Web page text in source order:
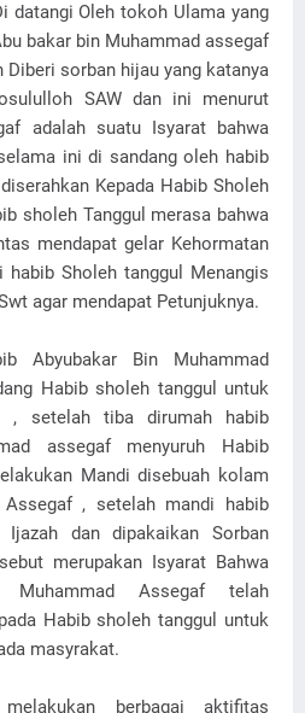
datangi Oleh tokoh Ulama yang
bakar bin Muhammad assegaf
Diberi sorban hijau yang katanya
SAW dan ini menurut
adalah suatu Isyarat bahwa
ini di sandang oleh habib
Kepada Habib Sholeh
sholeh Tanggul merasa bahwa
mendapat gelar Kehormatan
habib Sholeh tanggul Menangis
agar mendapat Petunjuknya.
Abyubakar Bin Muhammad
Habib sholeh tanggul untuk
, setelah tiba dirumah habib
assegaf menyuruh Habib
Mandi disebuah kolam
, setelah mandi habib
dan dipakaikan Sorban
merupakan Isyarat Bahwa
Assegaf telah
Habib sholeh tanggul untuk
masyrakat.
berbagai aktifitas